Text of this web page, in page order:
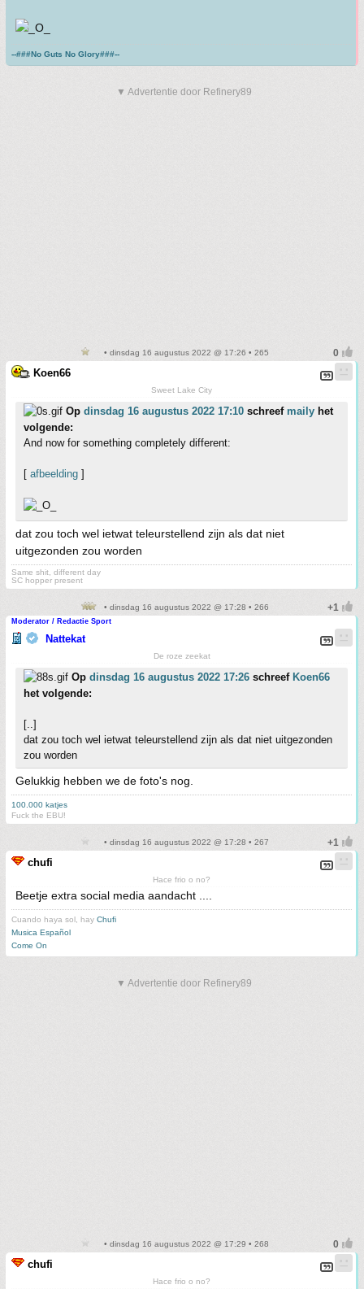
--###No Guts No Glory###--
▼ Advertentie door Refinery89
• dinsdag 16 augustus 2022 @ 17:26 • 265
Koen66
Sweet Lake City
Op dinsdag 16 augustus 2022 17:10 schreef maily het
volgende:
And now for something completely different:
[ afbeelding ]
dat zou toch wel ietwat teleurstellend zijn als dat niet
uitgezonden zou worden
Same shit, different day
SC hopper present
• dinsdag 16 augustus 2022 @ 17:28 • 266
Moderator / Redactie Sport
Nattekat
De roze zeekat
Op dinsdag 16 augustus 2022 17:26 schreef Koen66
het volgende:
[..]
dat zou toch wel ietwat teleurstellend zijn als dat niet uitgezonden
zou worden
Gelukkig hebben we de foto's nog.
100.000 katjes
Fuck the EBU!
• dinsdag 16 augustus 2022 @ 17:28 • 267
chufi
Hace frio o no?
Beetje extra social media aandacht ....
Cuando haya sol, hay Chufi
Musica Español
Come On
▼ Advertentie door Refinery89
• dinsdag 16 augustus 2022 @ 17:29 • 268
chufi
Hace frio o no?